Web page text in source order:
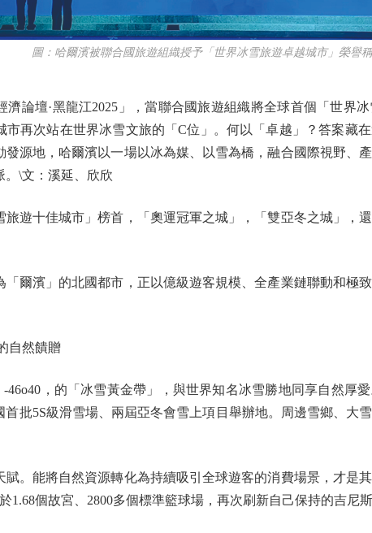
圖：哈爾濱被聯合國旅遊組織授予「世界冰雪旅遊卓越城市」榮譽稱
壇·黑龍江2025」，當聯合國旅遊組織將全球首個「世界
市再次站在世界冰雪文旅的「C位」。何以「卓越」？答案藏
源地，哈爾濱以一場以冰為媒、以雪為橋，融合國際視野、
。\文：溪延、欣欣
十佳城市」榜首，「奧運冠軍之城」，「雙亞冬之城」，
濱」的北國都市，正以億級遊客規模、全產業鏈聯動和極
自然饋贈
，的「冰雪黃金帶」，與世界知名冰雪勝地同享自然厚
批5S級滑雪場、兩屆亞冬會雪上項目舉辦地。周邊雪鄉、大
能將自然資源轉化為持續吸引全球遊客的消費場景，才是
1.68個故宮、2800多個標準籃球場，再次刷新自己保持的吉尼斯